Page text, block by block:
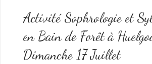
/SO
PHR
OL
OG
Activité Sophrologie et
en Bain de Forêt à
Dimanche 17 Juillet